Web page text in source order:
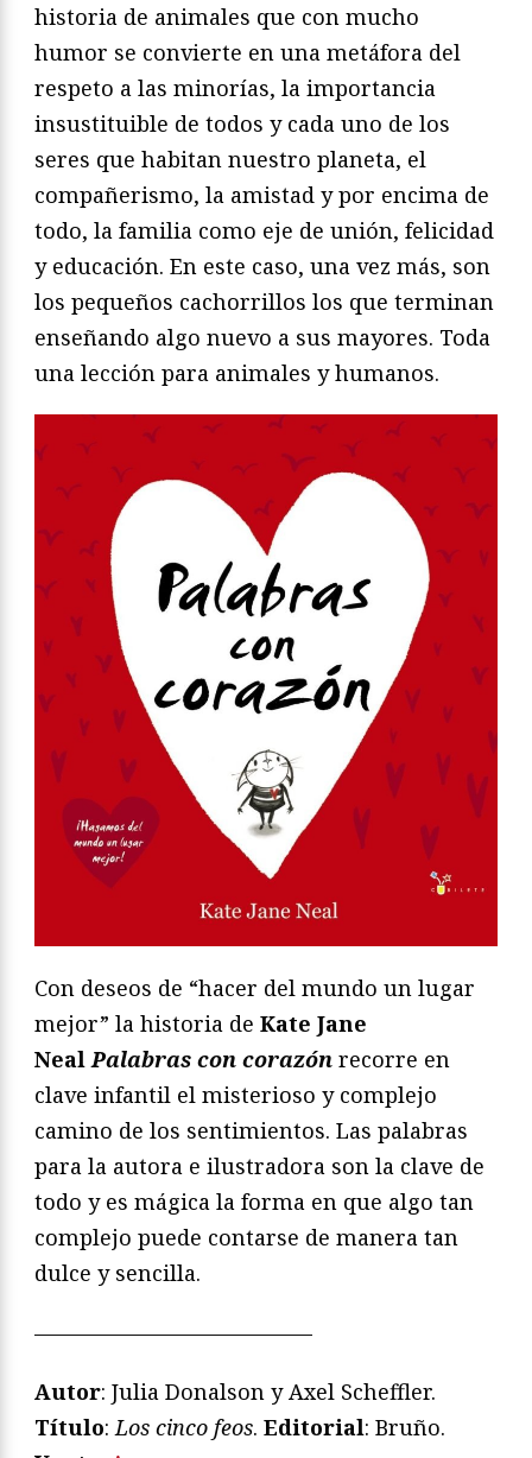
historia de animales que con mucho
humor se convierte en una metáfora del
respeto a las minorías, la importancia
insustituible de todos y cada uno de los
seres que habitan nuestro planeta, el
compañerismo, la amistad y por encima de
todo, la familia como eje de unión, felicidad
y educación. En este caso, una vez más, son
los pequeños cachorrillos los que terminan
enseñando algo nuevo a sus mayores. Toda
una lección para animales y humanos.
Con deseos de “hacer del mundo un lugar
mejor” la historia de Kate Jane
Neal Palabras con corazón recorre en
clave infantil el misterioso y complejo
camino de los sentimientos. Las palabras
para la autora e ilustradora son la clave de
todo y es mágica la forma en que algo tan
complejo puede contarse de manera tan
dulce y sencilla.
—————————————
Autor: Julia Donalson y Axel Scheffler.
Título: Los cinco feos. Editorial: Bruño.